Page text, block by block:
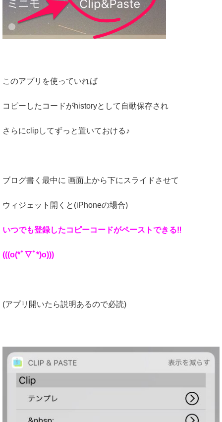
このアプリを使っていれば
コピーしたコードがhistoryとして自動保存され
さらにclipしてずっと置いておける♪
ブログ書く最中に 画面上から下にスライドさせて
ウィジェット開くと(iPhoneの場合)
いつでも登録したコピーコードがペーストできる‼︎
(((o(*ﾟ▽ﾟ*)o)))
(アプリ開いたら説明あるので必読)